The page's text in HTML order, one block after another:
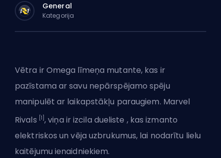
General
Kategorija
Vētra ir Omega līmeņa mutante, kas ir
pazīstama ar savu nepārspējamo spēju
manipulēt ar laikapstākļu paraugiem. Marvel
Rivals [1] , viņa ir izcila dueliste , kas izmanto
elektriskos un vēja uzbrukumus, lai nodarītu lielu
kaitējumu ienaidniekiem.